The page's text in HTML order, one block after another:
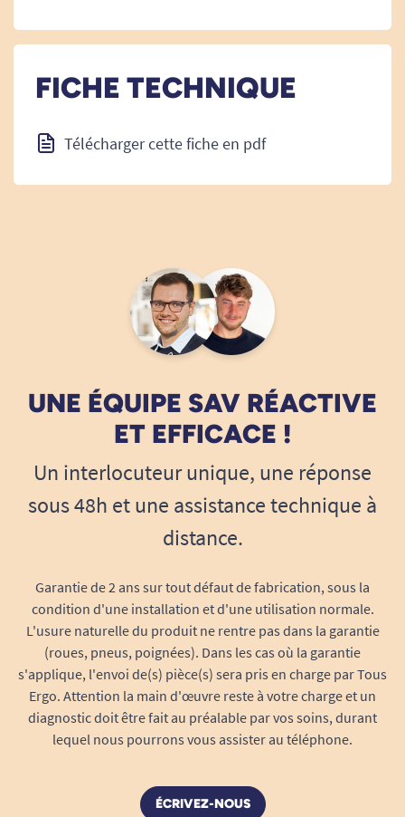
FICHE TECHNIQUE
Télécharger cette fiche en pdf
UNE ÉQUIPE SAV RÉACTIVE
ET EFFICACE !
Un interlocuteur unique, une réponse
sous 48h et une assistance technique à
distance.
Garantie de 2 ans sur tout défaut de fabrication, sous la
condition d'une installation et d'une utilisation normale.
L'usure naturelle du produit ne rentre pas dans la garantie
(roues, pneus, poignées). Dans les cas où la garantie
s'applique, l'envoi de(s) pièce(s) sera pris en charge par Tous
Ergo. Attention la main d'œuvre reste à votre charge et un
diagnostic doit être fait au préalable par vos soins, durant
lequel nous pourrons vous assister au téléphone.
ÉCRIVEZ-NOUS